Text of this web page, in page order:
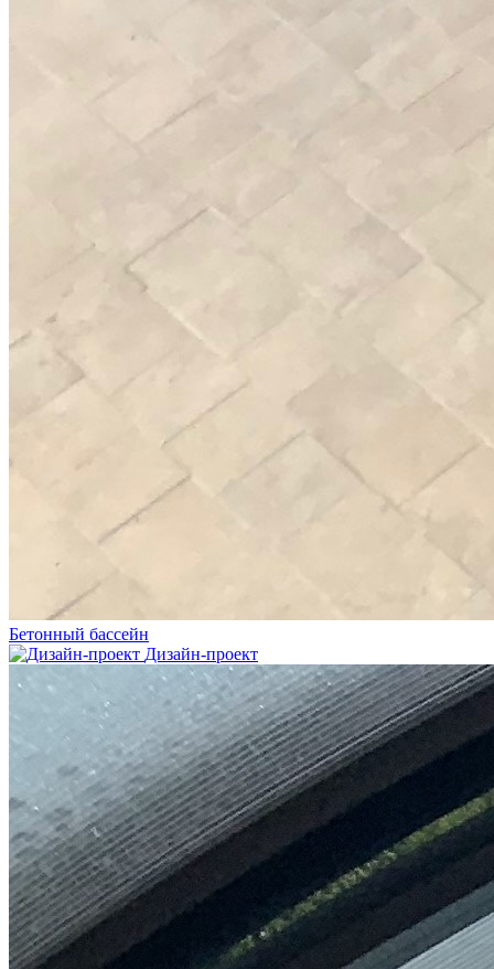
Бетонный бассейн
Дизайн-проект